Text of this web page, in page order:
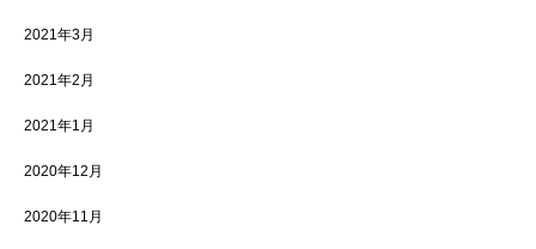
2021年3月
2021年2月
2021年1月
2020年12月
2020年11月